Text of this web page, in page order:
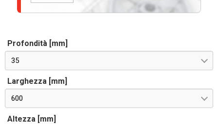
Profondità [mm]
35
Larghezza [mm]
600
Altezza [mm]